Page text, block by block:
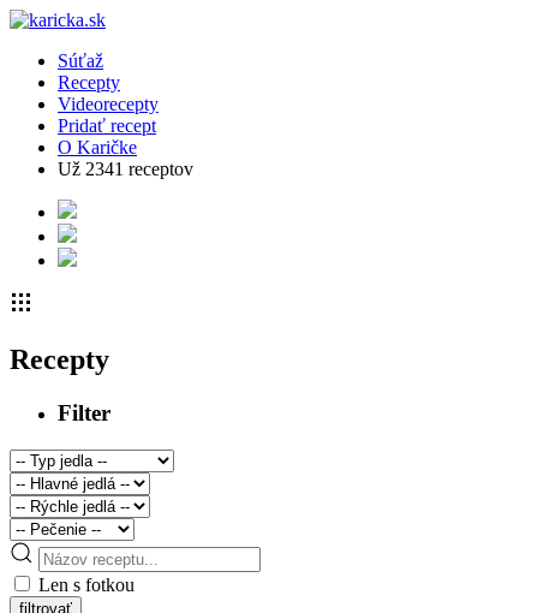
Súťaž
Recepty
Videorecepty
Pridať recept
O Karičke
Už 2341 receptov
Recepty
Filter
Len s fotkou